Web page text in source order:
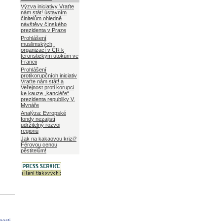
Výzva iniciativy Vraťte
nám stát! ústavním
činitelům ohledně
návštěvy čínského
prezidenta v Praze
Prohlášení
muslimských
organizací v ČR k
teroristickým útokům ve
Francii
Prohlášení
protikorupčních iniciativ
Vraťte nám stát! a
Veřejnost proti korupci
ke kauze „kancléře“
prezidenta republiky V.
Mynáře
Analýza: Evropské
fondy nezajistí
udržitelný rozvoj
regionů
Jak na kakaovou krizi?
Férovou cenou
pěstitelům!